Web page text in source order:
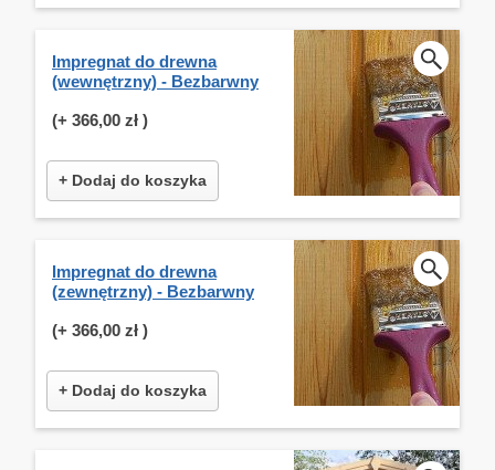
Impregnat do drewna
(wewnętrzny) - Bezbarwny
(+ 366,00 zł )
+ Dodaj do koszyka
Impregnat do drewna
(zewnętrzny) - Bezbarwny
(+ 366,00 zł )
+ Dodaj do koszyka